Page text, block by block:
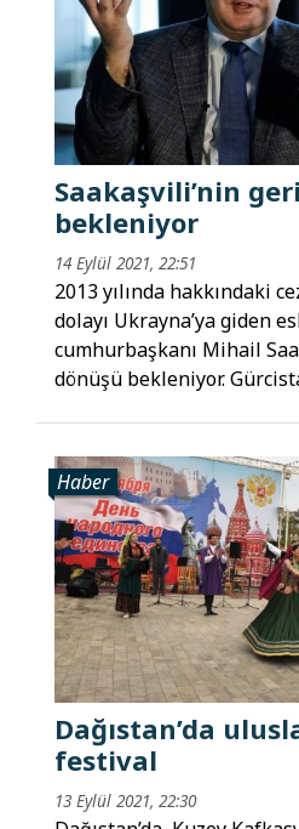
Saakaşvili’nin
bekleniyor
14 Eylül 2021, 22:51
2013 yılında hakkındaki
dolayı Ukrayna’ya giden
cumhurbaşkanı Mihail
dönüşü bekleniyor.
Haber
Dağıstan’da
festival
13 Eylül 2021, 22:30